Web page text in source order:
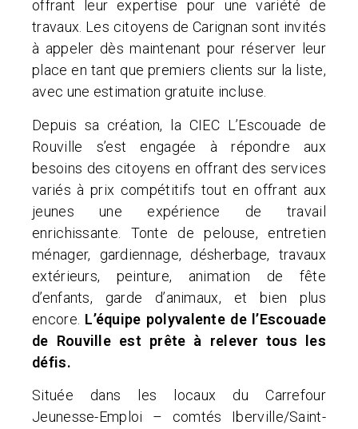
offrant leur expertise pour une variété de
travaux. Les citoyens de Carignan sont invités
à appeler dès maintenant pour réserver leur
place en tant que premiers clients sur la liste,
avec une estimation gratuite incluse.
Depuis sa création, la CIEC L’Escouade de
Rouville s’est engagée à répondre aux
besoins des citoyens en offrant des services
variés à prix compétitifs tout en offrant aux
jeunes une expérience de travail
enrichissante. Tonte de pelouse, entretien
ménager, gardiennage, désherbage, travaux
extérieurs, peinture, animation de fête
d’enfants, garde d’animaux, et bien plus
encore. L’équipe polyvalente de l’Escouade
de Rouville est prête à relever tous les
défis.
Située dans les locaux du Carrefour
Jeunesse-Emploi – comtés Iberville/Saint-